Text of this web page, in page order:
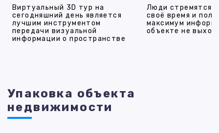
Виртуальный 3D тур на
сегодняшний день является
лучшим инструментом
передачи визуальной
информации о пространстве
Люди стремятся
своё время и
максимум
объекте не
Упаковка объекта
недвижимости